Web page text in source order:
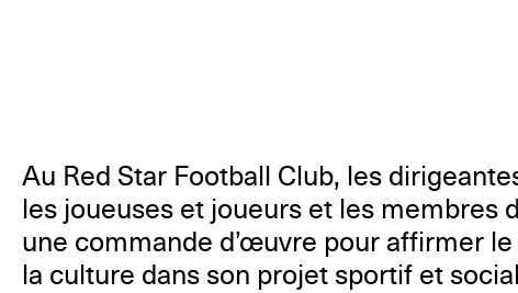
Au Red Star Football Club, les
les joueuses et joueurs et les membres
une commande d’œuvre pour affirmer le
la culture dans son projet sportif et